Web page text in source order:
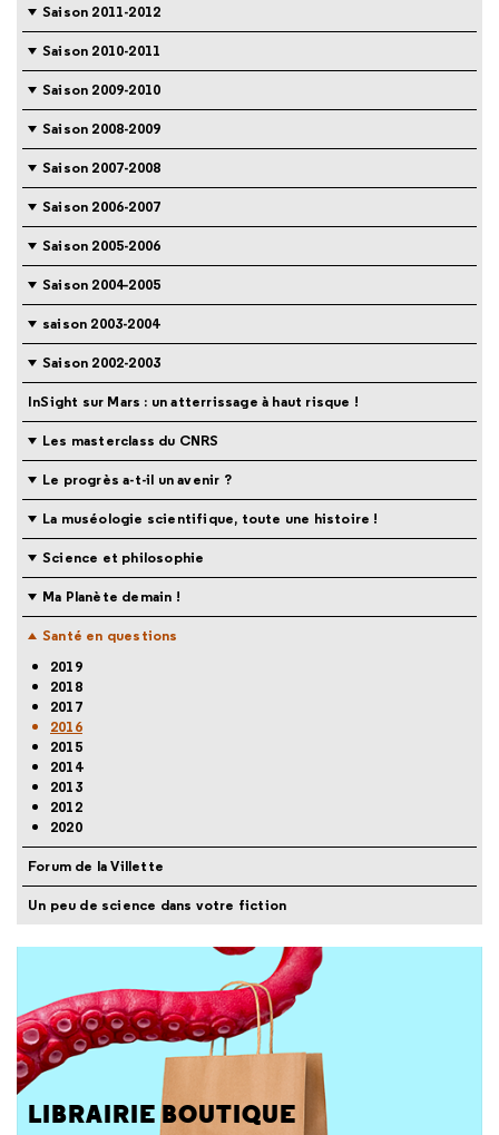
Saison 2011-2012
Saison 2010-2011
Saison 2009-2010
Saison 2008-2009
Saison 2007-2008
Saison 2006-2007
Saison 2005-2006
Saison 2004-2005
saison 2003-2004
Saison 2002-2003
InSight sur Mars : un atterrissage à haut risque !
Les masterclass du CNRS
Le progrès a-t-il un avenir ?
La muséologie scientifique, toute une histoire !
Science et philosophie
Ma Planète demain !
Santé en questions
2019
2018
2017
2016
2015
2014
2013
2012
2020
Forum de la Villette
Un peu de science dans votre fiction
LIBRAIRIE BOUTIQUE